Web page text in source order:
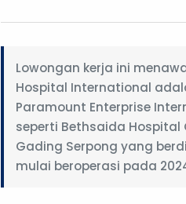
Lowongan kerja ini
Hospital International
Paramount Enterprise
seperti Bethsaida
Gading Serpong yang
mulai beroperasi pada